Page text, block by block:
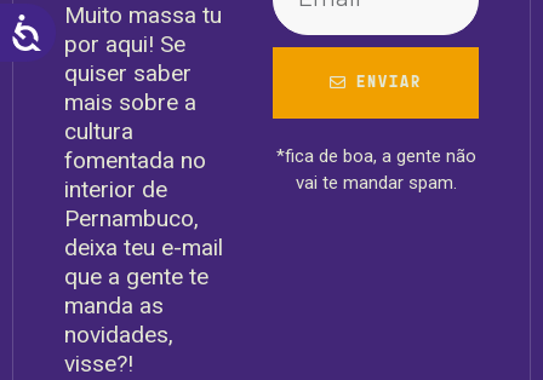
ACESSIBILIDADE
Muito massa tu
por aqui! Se
quiser saber
mais sobre a
cultura
fomentada no
interior de
Pernambuco,
deixa teu e-mail
que a gente te
manda as
novidades,
visse?!
ENVIAR
*fica de boa, a gente não
vai te mandar spam.